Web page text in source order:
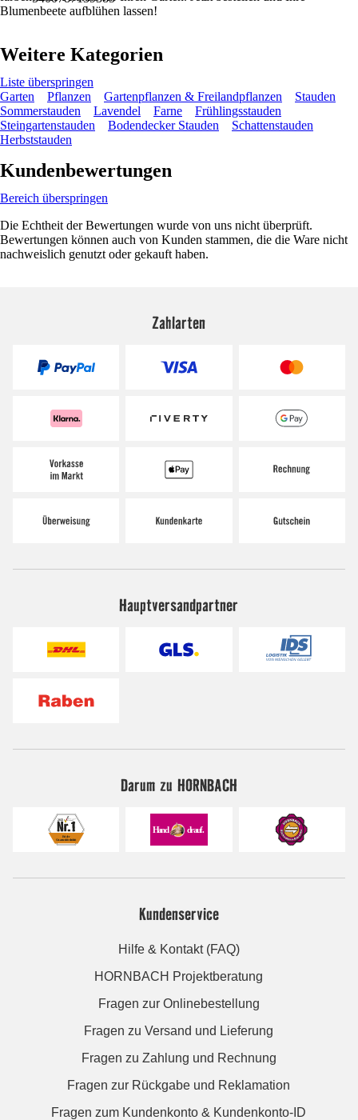
Blumenbeete aufblühen lassen!
Weitere Kategorien
Liste überspringen
Garten
Pflanzen Gartenpflanzen & Freilandpflanzen
Stauden
Sommerstauden
Lavendel Farne
Frühlingsstauden
Steingartenstauden
Bodendecker Stauden
Schattenstauden
Herbststauden
Kundenbewertungen
Bereich überspringen
Die Echtheit der Bewertungen wurde von uns nicht überprüft.
Bewertungen können auch von Kunden stammen, die die Ware nicht
nachweislich genutzt oder gekauft haben.
Zahlarten
Hauptversandpartner
Darum zu HORNBACH
Kundenservice
Hilfe & Kontakt (FAQ)
HORNBACH Projektberatung
Fragen zur Onlinebestellung
Fragen zu Versand und Lieferung
Fragen zu Zahlung und Rechnung
Fragen zur Rückgabe und Reklamation
Fragen zum Kundenkonto & Kundenkonto-ID